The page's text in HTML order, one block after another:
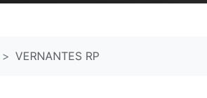
VERNANTES RP